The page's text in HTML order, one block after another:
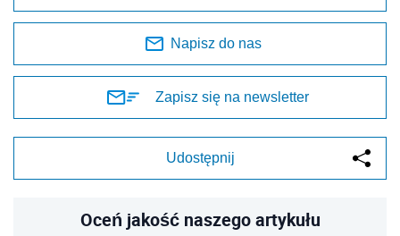
Napisz do nas
Zapisz się na newsletter
Udostępnij
Oceń jakość naszego artykułu